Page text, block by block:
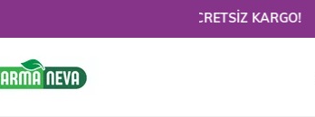
ÜCRETSİZ KARGO!